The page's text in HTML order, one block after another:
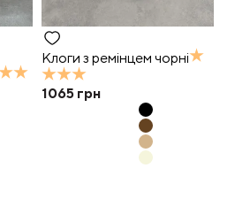
Клоги з ремінцем чорні
1065 грн